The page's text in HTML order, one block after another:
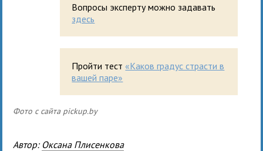
Вопросы эксперту можно задавать
здесь
Пройти тест «Каков градус страсти в
вашей паре»
Фото с сайта pickup.by
Автор: Оксана Плисенкова